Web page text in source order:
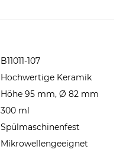
B11011-107
Hochwertige Keramik
Höhe 95 mm, Ø 82 mm
300 ml
Spülmaschinenfest
Mikrowellengeeignet